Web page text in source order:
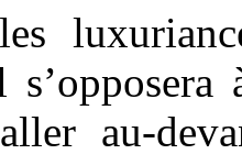
au-